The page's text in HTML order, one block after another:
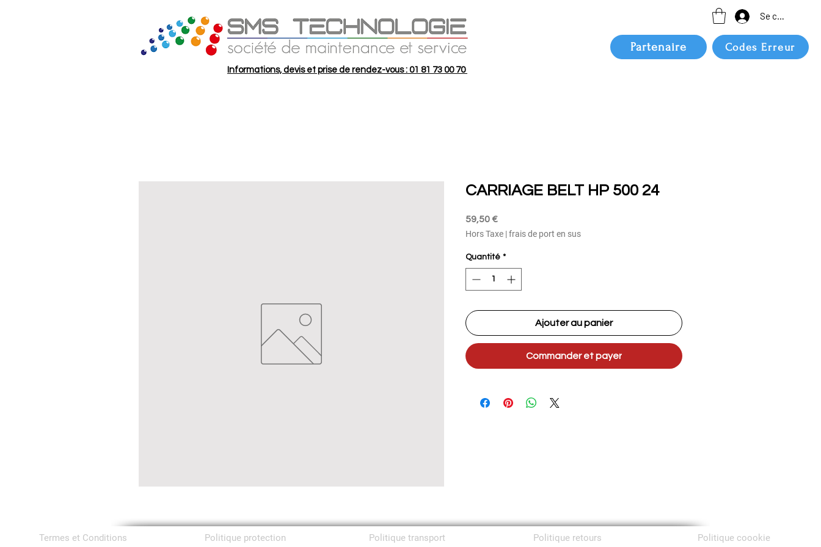
Se connecter
Partenaire Codes Erreur
Informations, devis et prise de rendez-vous : 01 81 73 00 70
CARRIAGE BELT HP 500 24
59,50 €Prix
Hors Taxe |frais de port en sus
Quantité *
Ajouter au panier
Commander et payer
Termes et Conditions Politique protection Politique transport Politique retours Politique coookie